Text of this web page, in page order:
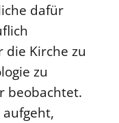
dafür
die Kirche zu
zu
beobachtet.